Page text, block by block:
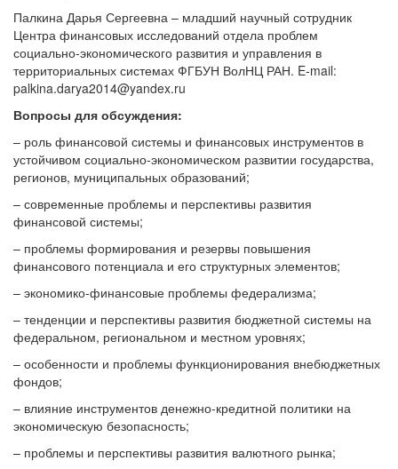
Палкина Дарья Сергеевна – младший научный сотрудник
Центра финансовых исследований отдела проблем
социально-экономического развития и управления в
территориальных системах ФГБУН ВолНЦ РАН. E-mail:
palkina.darya2014@yandex.ru
Вопросы для обсуждения:
– роль финансовой системы и финансовых инструментов в
устойчивом социально-экономическом развитии государства,
регионов, муниципальных образований;
– современные проблемы и перспективы развития
финансовой системы;
– проблемы формирования и резервы повышения
финансового потенциала и его структурных элементов;
– экономико-финансовые проблемы федерализма;
– тенденции и перспективы развития бюджетной системы на
федеральном, региональном и местном уровнях;
– особенности и проблемы функционирования внебюджетных
фондов;
– влияние инструментов денежно-кредитной политики на
экономическую безопасность;
– проблемы и перспективы развития валютного рынка;